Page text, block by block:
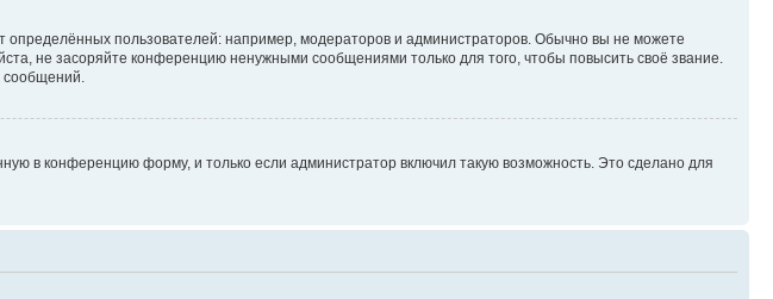
пользователей: например, модераторов и администраторов. Обычно вы не можете
не засоряйте конференцию ненужными сообщениями только для того, чтобы повысить своё звание.
в конференцию форму, и только если администратор включил такую возможность. Это сделано для